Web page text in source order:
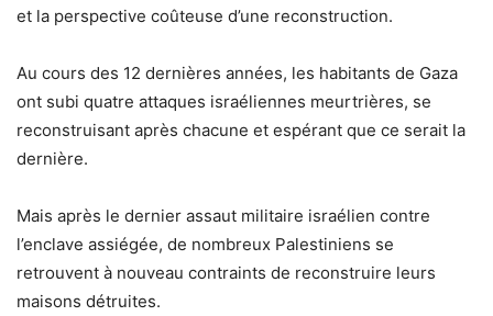
et la perspective coûteuse d’une reconstruction.
Au cours des 12 dernières années, les habitants de Gaza
ont subi quatre attaques israéliennes meurtrières, se
reconstruisant après chacune et espérant que ce serait la
dernière.
Mais après le dernier assaut militaire israélien contre
l’enclave assiégée, de nombreux Palestiniens se
retrouvent à nouveau contraints de reconstruire leurs
maisons détruites.